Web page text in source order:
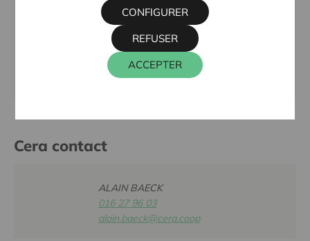
03 777 26 79
info@basishfam.be
www.basishfam.be
Cera contact
ALAIN BAECK
016 27 96 03
alain.baeck@cera.coop
ACCEPTER
REFUSER
CONFIGURER